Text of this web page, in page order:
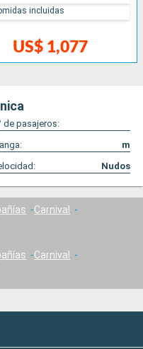
US$ 1,077
incluidas
de pasajeros:
m
Nudos
Carnival
Carnival